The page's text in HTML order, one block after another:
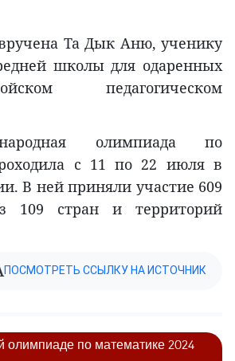
Та Дык Аню, ученику
школы для одаренных
педагогическом
олимпиада по
с 11 по 22 июля в
В ней приняли участие 609
109 стран и территорий
ПОСМОТРЕТЬ ССЫЛКУ НА ИСТОЧНИК
по математике 2024